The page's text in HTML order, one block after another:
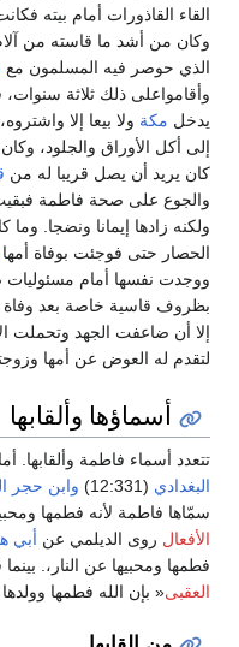
القاء القاذورات أمام بيته
وكان من أشد ما قاسته من
الذي حوصر فيه المسلمون مع
وأقامواعلى ذلك ثلاثة
يدخل مكة ولا بيعا إلا
إلى أكل الأوراق والجلود،
كان يريد أن يصل قريبا له من
والجوع على صحة فاطمة
ولكنه زادها إيمانا ونضجا.
الحصار حتى فوجئت بوفاة أمها
ووجدت نفسها أمام مسئوليات
بظروف قاسية خاصة بعد
إلا أن ضاعفت الجهد وتحملت
لتقدم له العوض عن أمها
أسماؤها وألقابها
تتعدد أسماء فاطمة وألقابها.
البغدادي (12:331) وابن حجر
سمّاها فاطمة لأنه فطمها
الأفعال روى الديلمي عن أبي
فطمها ومحبيها عن النار،‏‏‏‏. بينما
العقبى« بإن الله فطمها وولدها